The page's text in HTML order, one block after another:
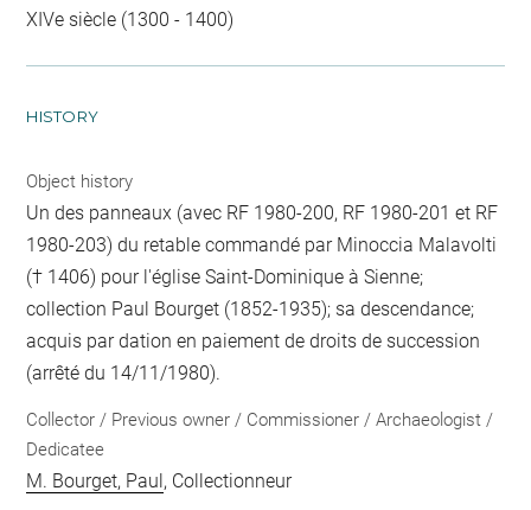
XIVe siècle (1300 - 1400)
HISTORY
Object history
Un des panneaux (avec RF 1980-200, RF 1980-201 et RF
1980-203) du retable commandé par Minoccia Malavolti
(† 1406) pour l'église Saint-Dominique à Sienne;
collection Paul Bourget (1852-1935); sa descendance;
acquis par dation en paiement de droits de succession
(arrêté du 14/11/1980).
Collector / Previous owner / Commissioner / Archaeologist /
Dedicatee
M. Bourget, Paul, Collectionneur